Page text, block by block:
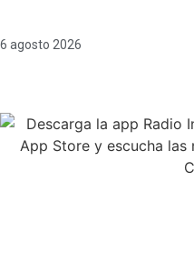
6 agosto 2026